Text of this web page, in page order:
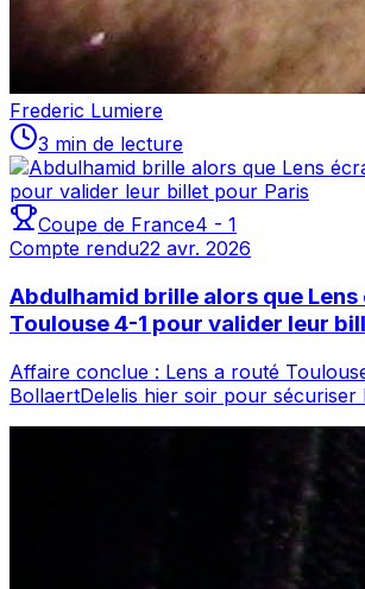
Frederic Lumiere
3 min de lecture
Coupe de France4 - 1
Compte rendu22 avr. 2026
Abdulhamid brille alors que Lens
Toulouse 4-1 pour valider leur
Affaire conclue : Lens a routé
BollaertDelelis hier soir pour sécuriser